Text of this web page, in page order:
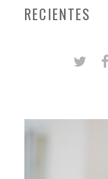
RECIENTES